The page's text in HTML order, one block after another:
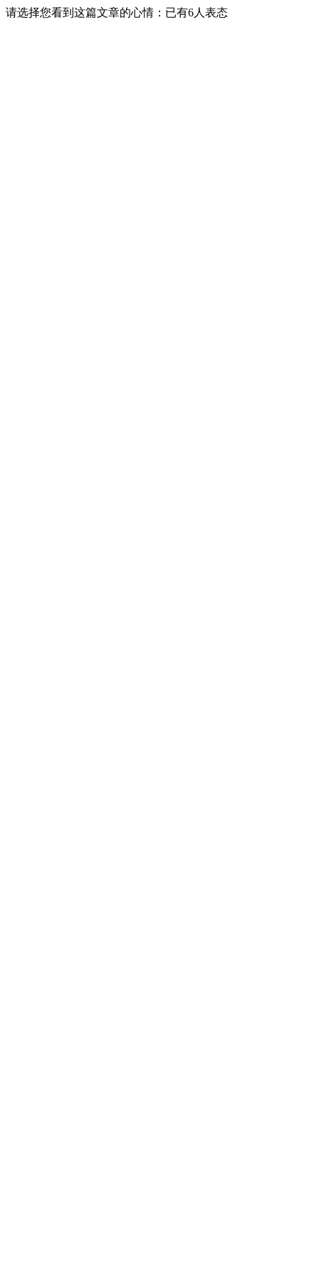
请选择您看到这篇文章的心情：已有6人表态